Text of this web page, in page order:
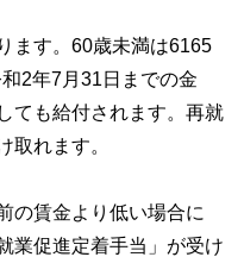
ます。60歳未満は6165
2年7月31日までの金
ても給付されます。再就
取れます。
の賃金より低い場合に
業促進定着手当」が受け